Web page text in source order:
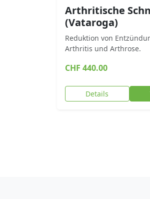
Arthritische
(Vataroga)
Reduktion von
Arthritis und Arthrose.
CHF 440.00
Details